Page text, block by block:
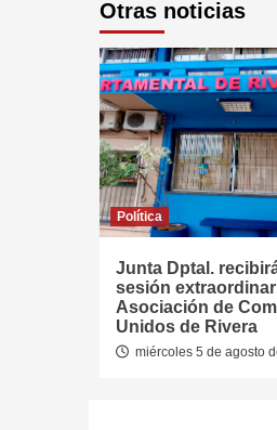
Otras noticias
Política
Junta Dptal.
sesión
Asociación de
Unidos de Rivera
miércoles 5 de agosto